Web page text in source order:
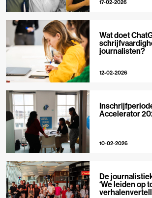
17-02-2026
Wat doet
journalisten?
12-02-2026
Accelerator
10-02-2026
De
‘We leiden op